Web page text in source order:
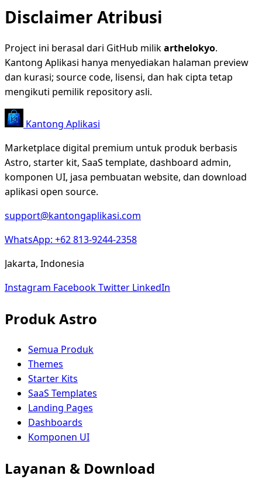
Disclaimer Atribusi
Project ini berasal dari GitHub milikarthelokyo.
Kantong Aplikasi hanya menyediakan halaman preview
dan kurasi; source code, lisensi, dan hak cipta tetap
mengikuti pemilik repository asli.
Kantong Aplikasi
Marketplace digital premium untuk produk berbasis
Astro, starter kit, SaaS template, dashboard admin,
komponen UI, jasa pembuatan website, dan download
aplikasi open source.
support@kantongaplikasi.com
WhatsApp: +62 813-9244-2358
Jakarta, Indonesia
Instagram FacebookTwitter LinkedIn
Produk Astro
Semua Produk
Themes
Starter Kits
SaaS Templates
Landing Pages
Dashboards
Komponen UI
Layanan & Download